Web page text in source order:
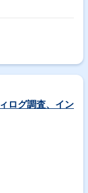
ログ調査、イン